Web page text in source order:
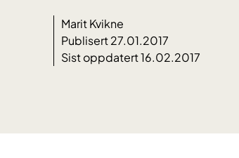
Marit Kvikne
Publisert 27.01.2017
Sist oppdatert 16.02.2017